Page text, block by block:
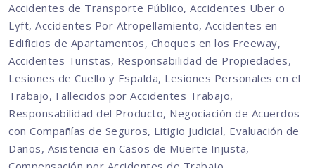
Accidentes de Transporte Público, Accidentes Uber o
Lyft, Accidentes Por Atropellamiento, Accidentes en
Edificios de Apartamentos, Choques en los Freeway,
Accidentes Turistas, Responsabilidad de Propiedades,
Lesiones de Cuello y Espalda, Lesiones Personales en el
Trabajo, Fallecidos por Accidentes Trabajo,
Responsabilidad del Producto, Negociación de Acuerdos
con Compañías de Seguros, Litigio Judicial, Evaluación de
Daños, Asistencia en Casos de Muerte Injusta,